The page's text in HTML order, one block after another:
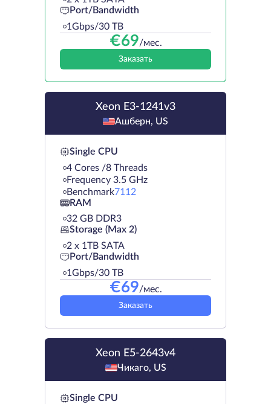
Port/Bandwidth
1Gbps/30 TB
€69/мес.
Заказать
Xeon E3-1241v3
Ашберн, US
Single CPU
4 Cores /8 Threads
Frequency 3.5 GHz
Benchmark7112
RAM
32 GB DDR3
Storage (Max 2)
2 х 1TB SATA
Port/Bandwidth
1Gbps/30 TB
€69/мес.
Заказать
Xeon E5-2643v4
Чикаго, US
Single CPU